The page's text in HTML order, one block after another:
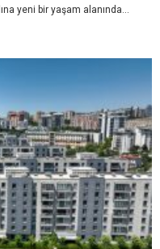
yeni bir yaşam alanında...